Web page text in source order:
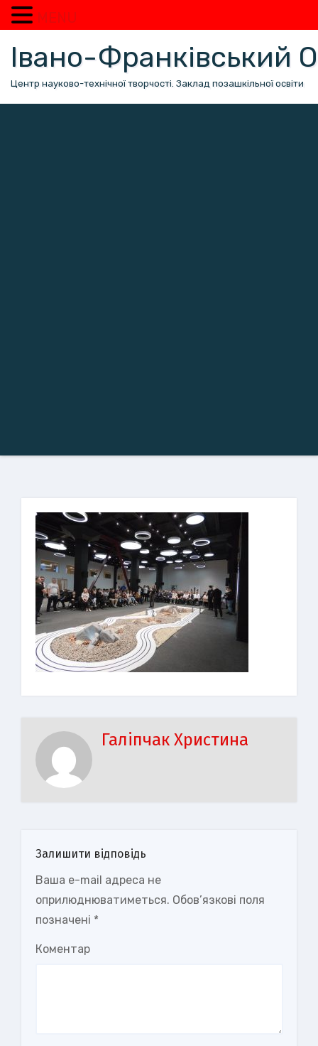
вмісту
Івано-Франківський
Центр науково-технічної творчості. Заклад позашкільної освіти
Галіпчак Христина
Залишити відповідь
Ваша e-mail адреса не
оприлюднюватиметься. Обов’язкові поля
позначені *
Коментар
MENU